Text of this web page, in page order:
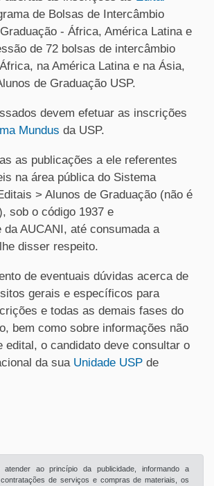
de Bolsas de Intercâmbio
- África, América Latina e
de 72 bolsas de intercâmbio
na América Latina e na Ásia,
de Graduação USP.
devem efetuar as inscrições
Mundus da USP.
as publicações a ele referentes
na área pública do Sistema
> Alunos de Graduação (não é
sob o código 1937 e
da AUCANI, até consumada a
disser respeito.
de eventuais dúvidas acerca de
gerais e específicos para
e todas as demais fases do
bem como sobre informações não
edital, o candidato deve consultar o
da sua Unidade USP de
ao princípio da publicidade, informando a
de serviços e compras de materiais, os